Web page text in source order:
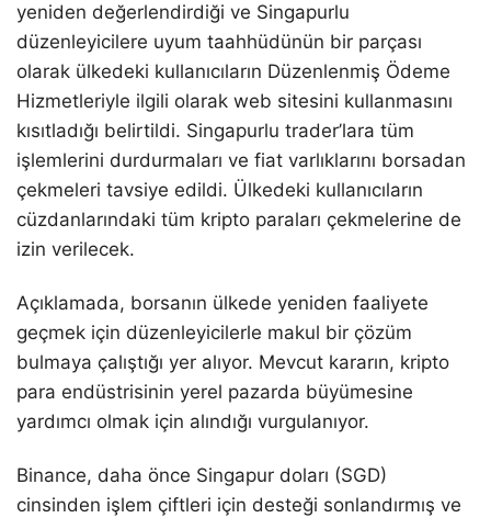
yeniden değerlendirdiği ve Singapurlu
düzenleyicilere uyum taahhüdünün bir parçası
olarak ülkedeki kullanıcıların Düzenlenmiş Ödeme
Hizmetleriyle ilgili olarak web sitesini kullanmasını
kısıtladığı belirtildi. Singapurlu trader’lara tüm
işlemlerini durdurmaları ve fiat varlıklarını borsadan
çekmeleri tavsiye edildi. Ülkedeki kullanıcıların
cüzdanlarındaki tüm kripto paraları çekmelerine de
izin verilecek.
Açıklamada, borsanın ülkede yeniden faaliyete
geçmek için düzenleyicilerle makul bir çözüm
bulmaya çalıştığı yer alıyor. Mevcut kararın, kripto
para endüstrisinin yerel pazarda büyümesine
yardımcı olmak için alındığı vurgulanıyor.
Binance, daha önce Singapur doları (SGD)
cinsinden işlem çiftleri için desteği sonlandırmış ve